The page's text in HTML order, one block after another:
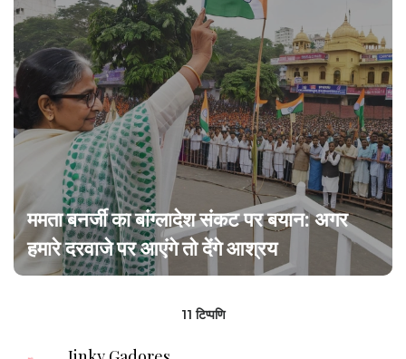
ममता बनर्जी का बांग्लादेश संकट पर बयान: अगर
हमारे दरवाजे पर आएंगे तो देंगे आश्रय
11 टिप्पणि